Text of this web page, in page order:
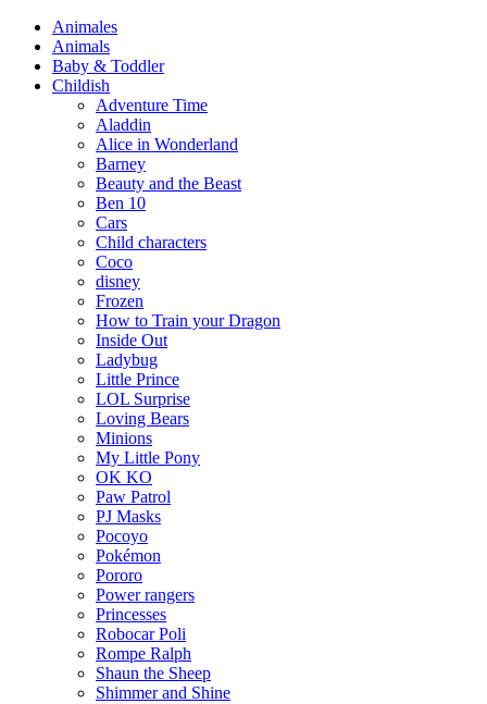
Animales
Animals
Baby & Toddler
Childish
Adventure Time
Aladdin
Alice in Wonderland
Barney
Beauty and the Beast
Ben 10
Cars
Child characters
Coco
disney
Frozen
How to Train your Dragon
Inside Out
Ladybug
Little Prince
LOL Surprise
Loving Bears
Minions
My Little Pony
OK KO
Paw Patrol
PJ Masks
Pocoyo
Pokémon
Pororo
Power rangers
Princesses
Robocar Poli
Rompe Ralph
Shaun the Sheep
Shimmer and Shine